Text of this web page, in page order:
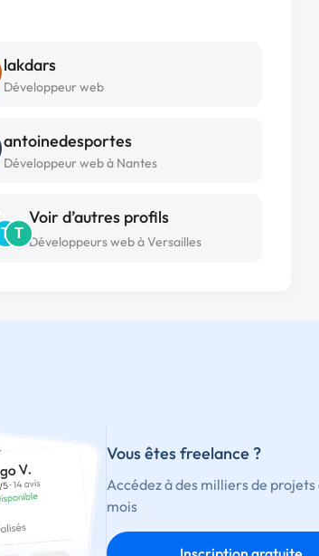
lakdars
Développeur web
antoinedesportes
Développeur web à Nantes
T T
Voir d’autres profils
Développeurs web à Versailles
Vous êtes freelance ?
Accédez à des milliers de projets
mois